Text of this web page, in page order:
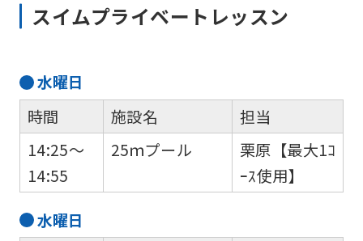
スイムプライベートレッスン
水曜日
時間
14:25～
14:55
施設名
25ｍプール
担当
栗原【最大1ｺ
ｰｽ使用】
水曜日